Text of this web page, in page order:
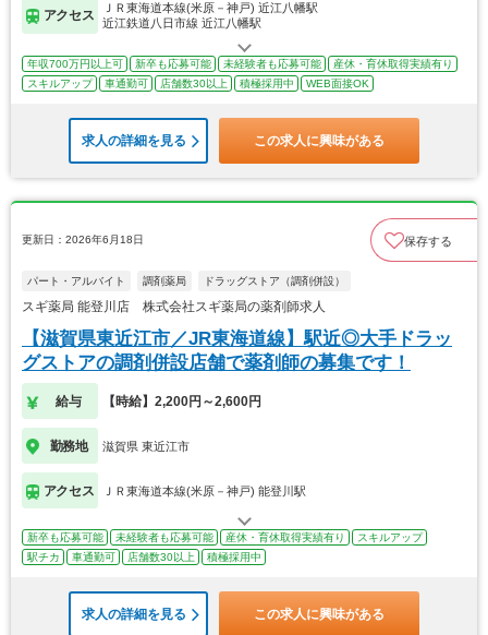
アクセス
ＪＲ東海道本線(米原－神戸) 近江八幡駅
近江鉄道八日市線 近江八幡駅
年収700万円以上可 新卒も応募可能 未経験者も応募可能
産休・育休取得実績有り
スキルアップ
車通勤可 店舗数30以上 積極採用中 WEB面接OK
求人の詳細を見る この求人に興味がある
更新日：2026年6月18日 保存する
パート・アルバイト 調剤薬局 ドラッグストア（調剤併設）
スギ薬局 能登川店 株式会社スギ薬局の薬剤師求人
【滋賀県東近江市／JR東海道線】駅近◎大手ドラッ
グストアの調剤併設店舗で薬剤師の募集です！
給与 【時給】2,200円～2,600円
勤務地 滋賀県 東近江市
アクセス ＪＲ東海道本線(米原－神戸) 能登川駅
新卒も応募可能 未経験者も応募可能 産休・育休取得実績有り
スキルアップ
駅チカ
車通勤可 店舗数30以上 積極採用中
求人の詳細を見る この求人に興味がある